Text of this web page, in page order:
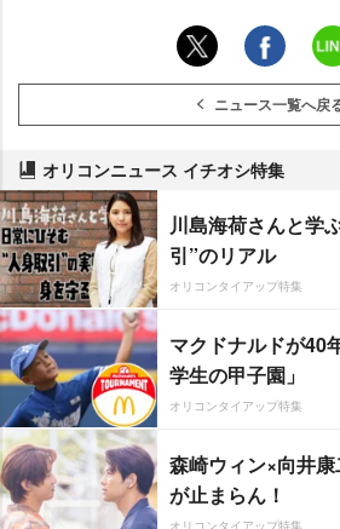
ニュース一覧へ戻
オリコンニュース イチオシ特集
川島海荷さんと学
引”のリアル
オリコンタイアップ特集
マクドナルドが40
学生の甲子園」
オリコンタイアップ特集
森崎ウィン×向井
が止まらん！
オリコンタイアップ特集